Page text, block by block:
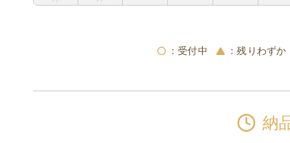
受付中 残りわずか
納